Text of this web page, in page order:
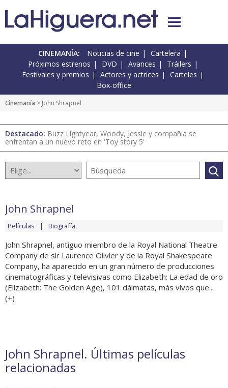
CINEMANÍA: Noticias de cine
Cartelera
Próximos estrenos
DVD Avances
Tráilers
Festivales y premios
Actores y actrices
Carteles
Box-office
Cinemanía > John Shrapnel
Destacado: Buzz Lightyear, Woody, Jessie y compañía se
enfrentan a un nuevo reto en 'Toy story 5'
John Shrapnel
Películas Biografía
John Shrapnel, antiguo miembro de la Royal National Theatre
Company de sir Laurence Olivier y de la Royal Shakespeare
Company, ha aparecido en un gran número de producciones
cinematográficas y televisivas como Elizabeth: La edad de oro
(Elizabeth: The Golden Age), 101 dálmatas, más vivos que...
(+)
John Shrapnel. Últimas películas
relacionadas